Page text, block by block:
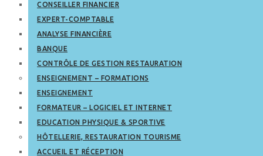
CONSEILLER FINANCIER
EXPERT-COMPTABLE
ANALYSE FINANCIÈRE
BANQUE
CONTRÔLE DE GESTION RESTAURATION
ENSEIGNEMENT – FORMATIONS
ENSEIGNEMENT
FORMATEUR – LOGICIEL ET INTERNET
EDUCATION PHYSIQUE & SPORTIVE
HÔTELLERIE, RESTAURATION TOURISME
ACCUEIL ET RÉCEPTION